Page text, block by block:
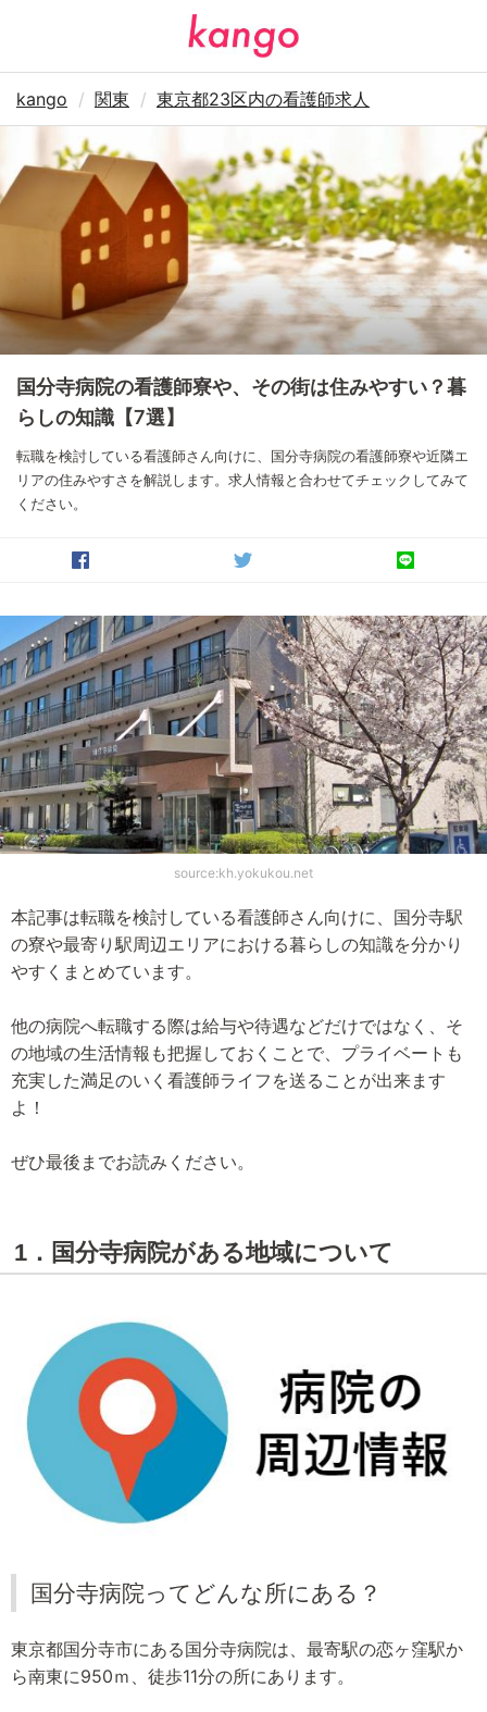
kango 関東 東京都23区内の看護師求人
国分寺病院の看護師寮や、その街は住みやすい？暮
らしの知識【7選】
転職を検討している看護師さん向けに、国分寺病院の看護師寮や近隣エ
リアの住みやすさを解説します。求人情報と合わせてチェックしてみて
ください。
source:kh.yokukou.net
本記事は転職を検討している看護師さん向けに、国分寺駅
の寮や最寄り駅周辺エリアにおける暮らしの知識を分かり
やすくまとめています。
他の病院へ転職する際は給与や待遇などだけではなく、そ
の地域の生活情報も把握しておくことで、プライベートも
充実した満足のいく看護師ライフを送ることが出来ます
よ！
ぜひ最後までお読みください。
1．国分寺病院がある地域について
国分寺病院ってどんな所にある？
東京都国分寺市にある国分寺病院は、最寄駅の恋ヶ窪駅か
ら南東に950ｍ、徒歩11分の所にあります。